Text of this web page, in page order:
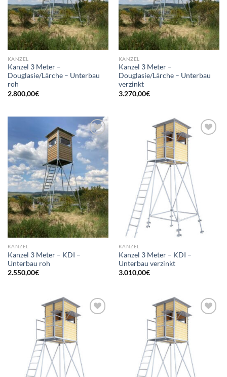
KANZEL
Kanzel 3 Meter –
Douglasie/Lärche – Unterbau
roh
2.800,00€
KANZEL
Kanzel 3 Meter –
Douglasie/Lärche – Unterbau
verzinkt
3.270,00€
Add to
wishlist
KANZEL
Kanzel 3 Meter – KDI –
Unterbau roh
2.550,00€
KANZEL
Kanzel 3 Meter – KDI –
Unterbau verzinkt
3.010,00€